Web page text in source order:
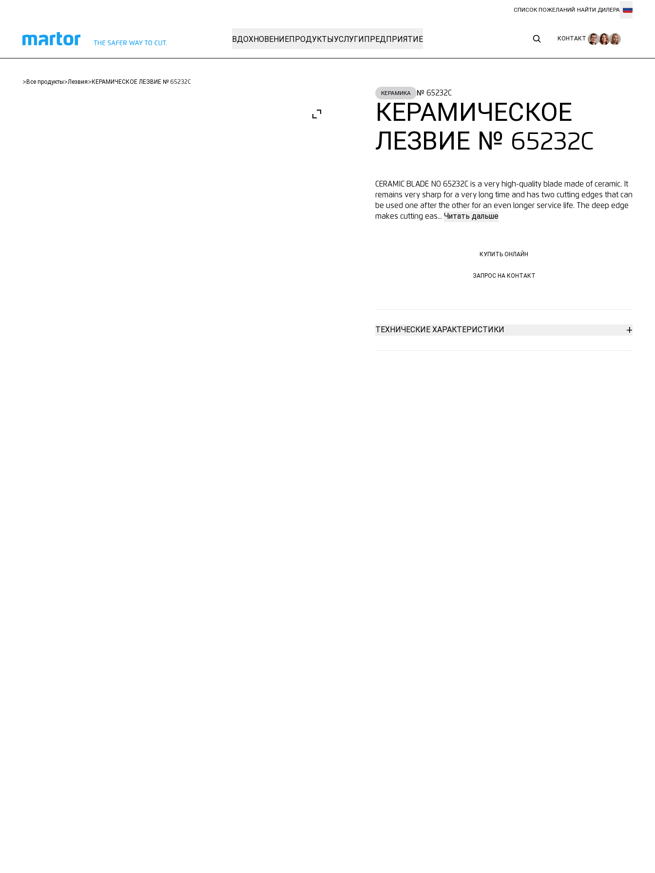
СПИСОК ПОЖЕЛАНИЙ НАЙТИ ДИЛЕРА
ВДОХНОВЕНИЕ ПРОДУКТЫ УСЛУГИ ПРЕДПРИЯТИЕ КОНТАКТ
> Все продукты> лезвия> КЕРАМИЧЕСКОЕ ЛЕЗВИЕ № 65232C
КЕРАМИКА № 65232C
КЕРАМИЧЕСКОЕ
ЛЕЗВИЕ № 65232C
CERAMIC BLADE NO 65232C is a very high-quality blade made of ceramic. It
remains very sharp for a very long time and has two cutting edges that can
be used one after the other for an even longer service life. The deep edge
makes cutting eas...Читать дальше
КУПИТЬ ОНЛАЙН
ЗАПРОС НА КОНТАКТ
ТЕХНИЧЕСКИЕ ХАРАКТЕРИСТИКИ +